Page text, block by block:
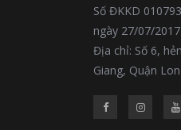
Số ĐKKD
ngày 27/07/2017
Địa chỉ: Số 6,
Giang, Quận